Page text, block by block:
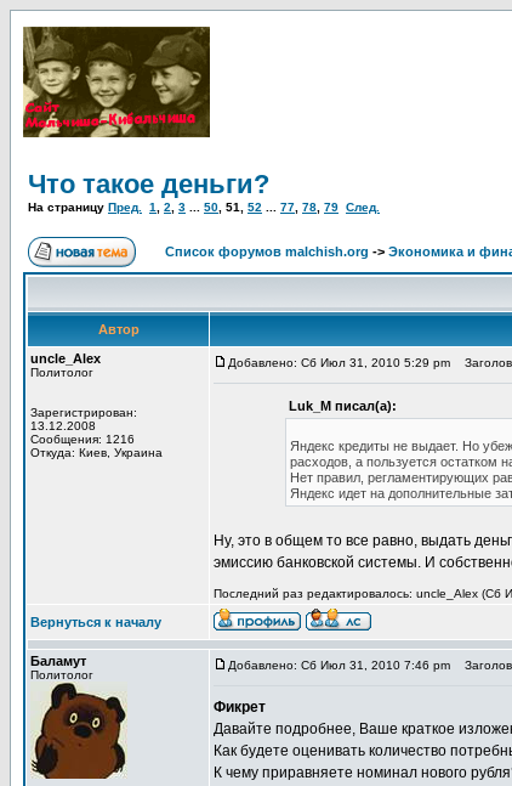
Что такое деньги?
На страницу Пред. 1 2 3 50 51 52 77 78 79 След.
Список форумов malchish.org -> Экономика и
Автор
uncle_Alex
Политолог
Зарегистрирован:
13.12.2008
Сообщения: 1216
Откуда: Киев, Украина
Добавлено: Сб Июл 31, 2010 5:29 pm
Luk_M писал(а):
Яндекс кредиты не выдает. Но
расходов, а пользуется остатком
Нет правил, регламентирующих
Яндекс идет на дополнительные
Ну, это в общем то все равно, выдать
эмиссию банковской системы. И
Последний раз редактировалось: uncle_Alex (Сб
Вернуться к началу
Баламут
Политолог
Добавлено: Сб Июл 31, 2010 7:46 pm
Фикрет
Давайте подробнее, Ваше краткое
Как будете оценивать количество
К чему приравняете номинал нового